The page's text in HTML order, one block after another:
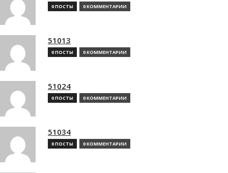
0 ПОСТЫ 0 КОММЕНТАРИИ
51013
0 ПОСТЫ 0 КОММЕНТАРИИ
51024
0 ПОСТЫ 0 КОММЕНТАРИИ
51034
0 ПОСТЫ 0 КОММЕНТАРИИ